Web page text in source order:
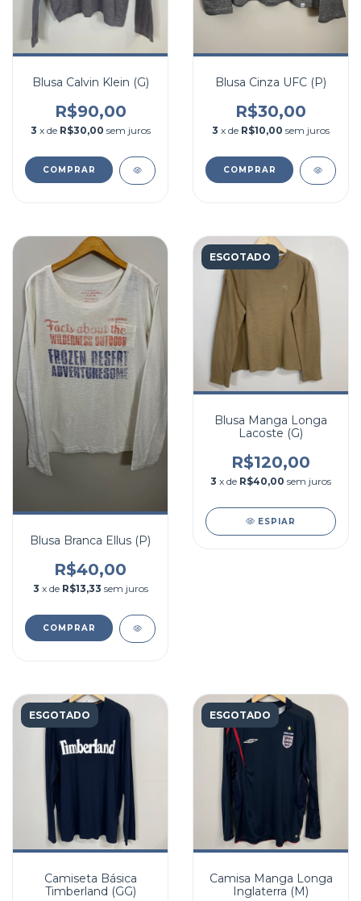
Blusa Calvin Klein (G)
R$90,00
3 x de R$30,00 sem juros
COMPRAR
Blusa Cinza UFC (P)
R$30,00
3 x de R$10,00 sem juros
COMPRAR
Blusa Branca Ellus (P)
R$40,00
3 x de R$13,33 sem juros
COMPRAR
ESGOTADO
Blusa Manga Longa
Lacoste (G)
R$120,00
3 x de R$40,00 sem juros
ESPIAR
ESGOTADO
Camiseta Básica
Timberland (GG)
ESGOTADO
Camisa Manga Longa
Inglaterra (M)